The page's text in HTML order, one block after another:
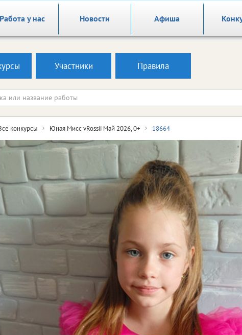
Работа у нас Новости Афиша
Участники Правила
конкурсы Юная Мисс vRossii Май 2026, 0+ 18664